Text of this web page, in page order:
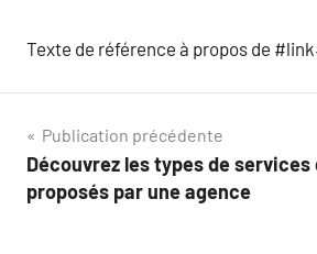
Texte de référence à propos de
Navigation
de
Publication précédente
Découvrez les types de
proposés par une agence